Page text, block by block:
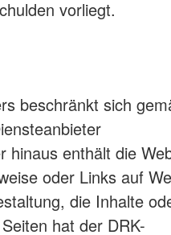
vorliegt.
beschränkt sich
hinaus enthält die
oder Links auf
die Inhalte
hat der DRK-